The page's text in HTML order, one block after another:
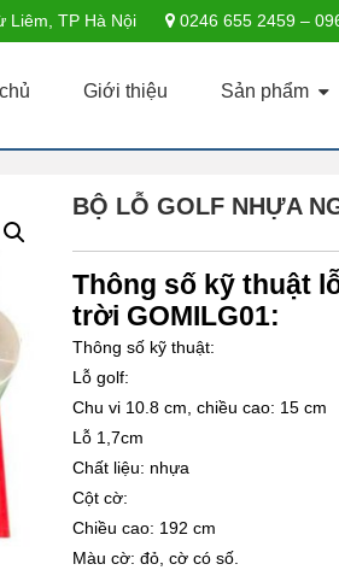
Liêm, TP Hà Nội 0246 655 2459 –
Giới thiệu Sản phẩm
BỘ LỖ GOLF NHỰA
Thông số kỹ thuật
trời GOMILG01:
Thông số kỹ thuật:
Lỗ golf:
Chu vi 10.8 cm, chiều cao: 15 cm
Lỗ 1,7cm
Chất liệu: nhựa
Cột cờ:
Chiều cao: 192 cm
Màu cờ: đỏ, cờ có số.